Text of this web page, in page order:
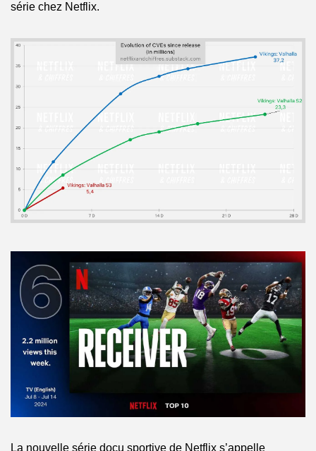
série chez Netflix.